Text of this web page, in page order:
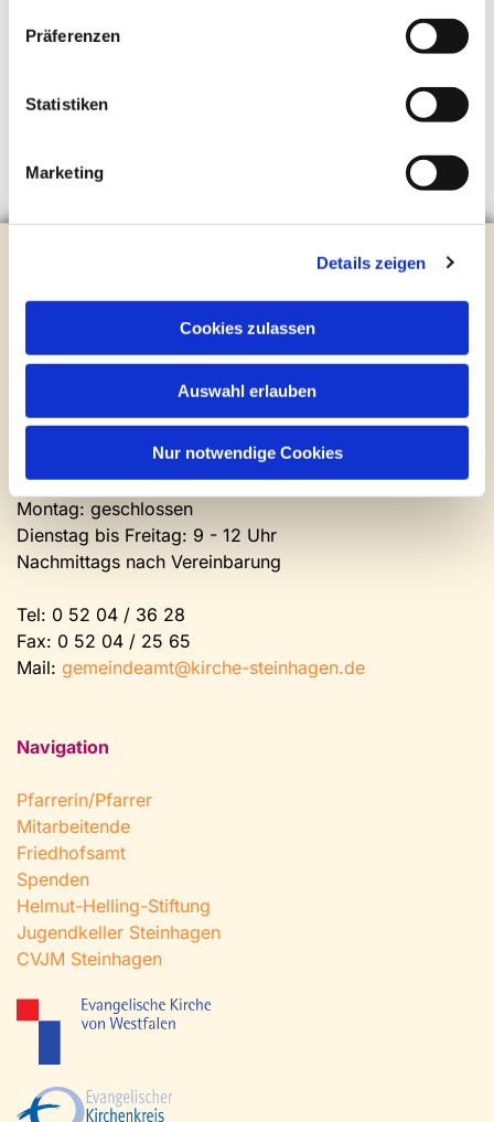
Präferenzen
Statistiken
Marketing
Details zeigen
Cookies zulassen
Auswahl erlauben
Nur notwendige Cookies
Evangelische Kirchengemeinde Steinhagen
Tel.:0 52 04 / 36 28
gemeindeamt@kirche-steinhagen.de
Newsletter abonnieren
Kontakt und Öffnungszeiten
Gemeinde- und Friedhofsamt
Montag: geschlossen
Dienstag bis Freitag: 9 - 12 Uhr
Nachmittags nach Vereinbarung
Tel: 0 52 04 / 36 28
Fax: 0 52 04 / 25 65
Mail: gemeindeamt@kirche-steinhagen.de
Navigation
Pfarrerin/Pfarrer
Mitarbeitende
Friedhofsamt
Spenden
Helmut-Helling-Stiftung
Jugendkeller Steinhagen
CVJM Steinhagen